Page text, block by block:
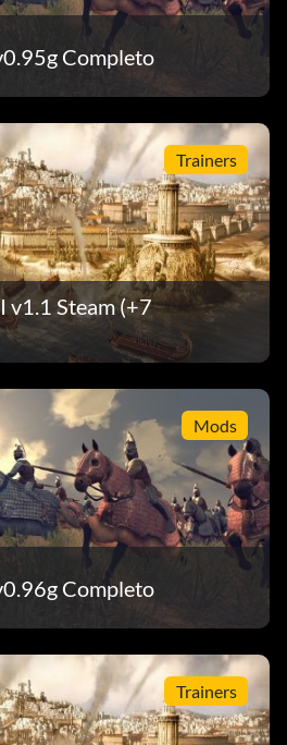
Completo
Trainers
v1.1 Steam (+7
Mods
Completo
Trainers